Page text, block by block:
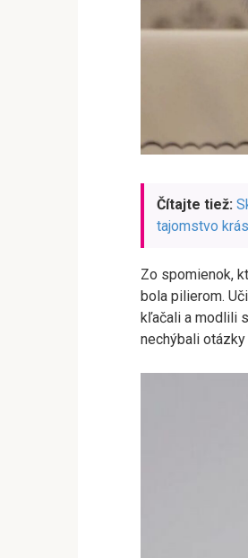
Čítajte tiež:
tajomstvo
Zo spomienok,
bola pilierom.
kľačali a modlili
nechýbali otázky